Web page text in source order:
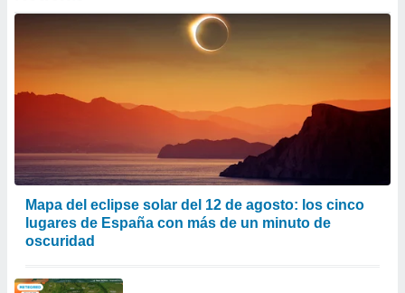
Mapa del eclipse solar del 12 de agosto: los cinco
lugares de España con más de un minuto de
oscuridad